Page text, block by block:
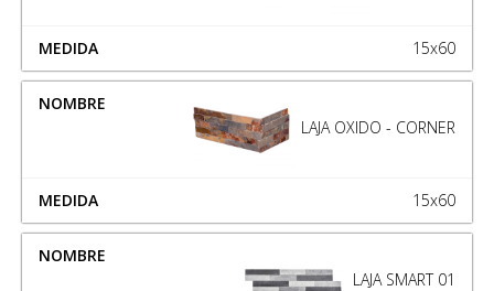
15x60
LAJA OXIDO - CORNER
15x60
LAJA SMART 01